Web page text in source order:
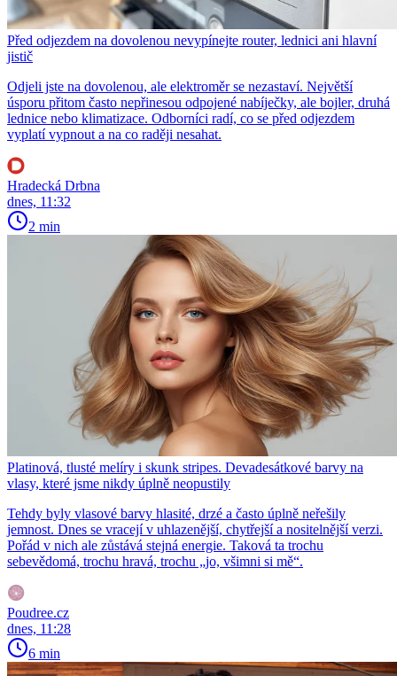
Před odjezdem na dovolenou nevypínejte router, lednici ani hlavní
jistič
Odjeli jste na dovolenou, ale elektroměr se nezastaví. Největší
úsporu přitom často nepřinesou odpojené nabíječky, ale bojler, druhá
lednice nebo klimatizace. Odborníci radí, co se před odjezdem
vyplatí vypnout a na co raději nesahat.
Hradecká Drbna
dnes, 11:32
2 min
Platinová, tlusté melíry i skunk stripes. Devadesátkové barvy na
vlasy, které jsme nikdy úplně neopustily
Tehdy byly vlasové barvy hlasité, drzé a často úplně neřešily
jemnost. Dnes se vracejí v uhlazenější, chytřejší a nositelnější verzi.
Pořád v nich ale zůstává stejná energie. Taková ta trochu
sebevědomá, trochu hravá, trochu „jo, všimni si mě“.
Poudree.cz
dnes, 11:28
6 min